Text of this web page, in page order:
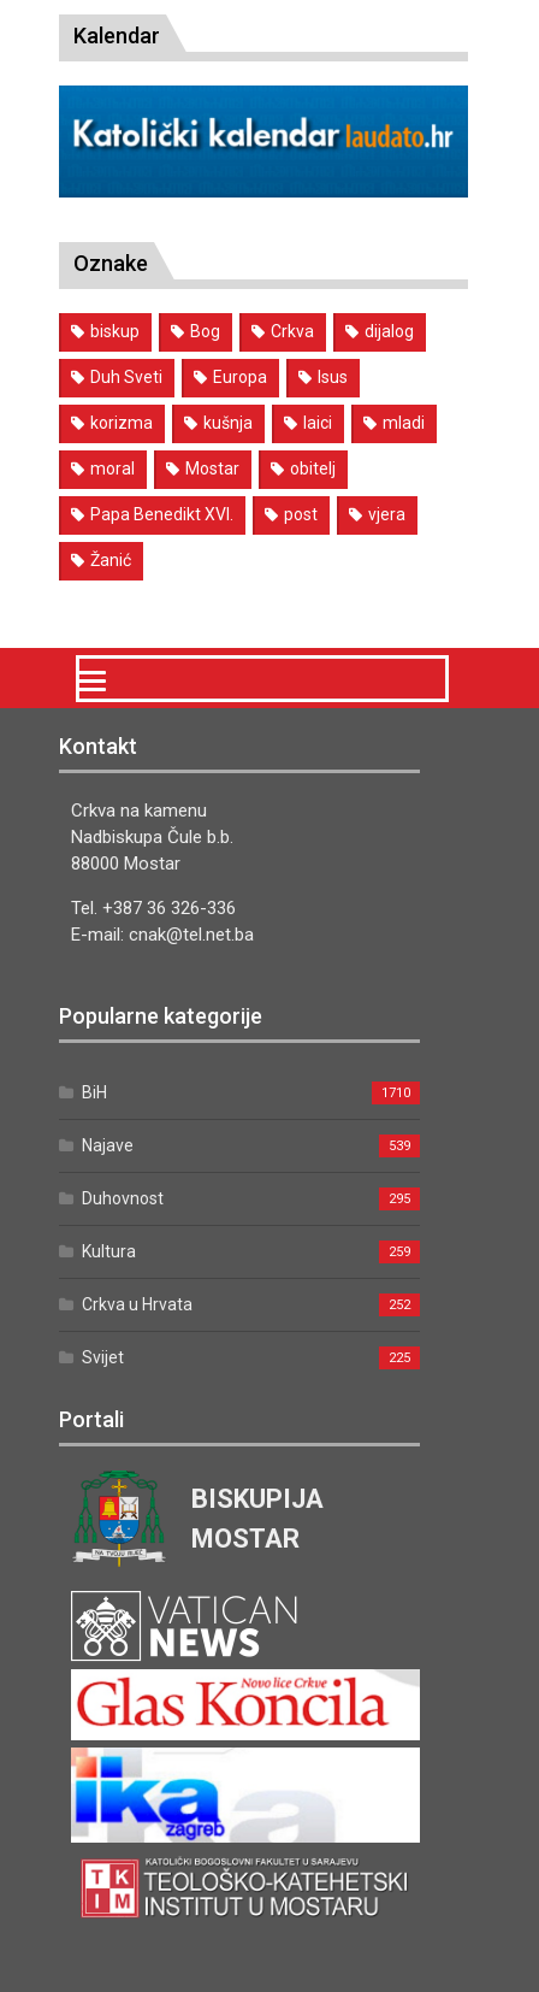
Kalendar
Oznake
biskup Bog Crkva dijalog
Duh Sveti Europa Isus
korizma kušnja laici mladi
moral Mostar obitelj
Papa Benedikt XVI. post vjera
Žanić
Kontakt
Crkva na kamenu
Nadbiskupa Čule b.b.
88000 Mostar
Tel. +387 36 326-336
E-mail: cnak@tel.net.ba
Popularne kategorije
BiH 1710
Najave 539
Duhovnost 295
Kultura 259
Crkva u Hrvata 252
Svijet 225
Portali
BISKUPIJA
MOSTAR